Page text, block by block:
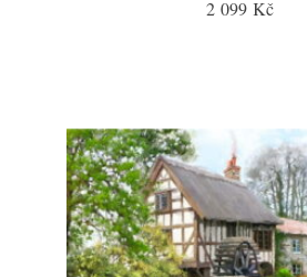
2 099 Kč